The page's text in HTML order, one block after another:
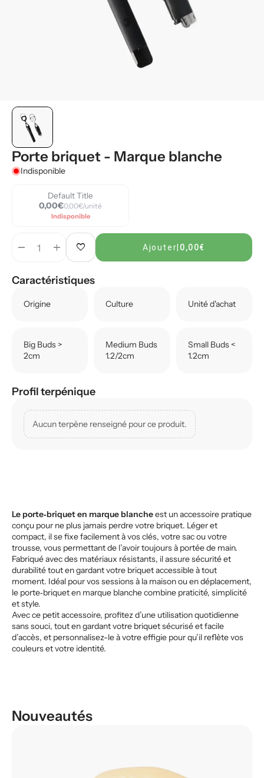
Porte briquet - Marque blanche
Indisponible
Default Title
0,00€0,00€/unité
Indisponible
remove add favorite Ajouter 0,00€
Caractéristiques
Origine Culture Unité d'achat
Big Buds >
2cm
Medium Buds
1.2/2cm
Small Buds <
1.2cm
Profil terpénique
Aucun terpène renseigné pour ce produit.
Le porte‑briquet en marque blancheest un accessoire pratique
conçu pour ne plus jamais perdre votre briquet. Léger et
compact, il se fixe facilement à vos clés, votre sac ou votre
trousse, vous permettant de l’avoir toujours à portée de main.
Fabriqué avec des matériaux résistants, il assure sécurité et
durabilité tout en gardant votre briquet accessible à tout
moment. Idéal pour vos sessions à la maison ou en déplacement,
le porte‑briquet en marque blanche combine praticité, simplicité
et style.
Avec ce petit accessoire, profitez d’une utilisation quotidienne
sans souci, tout en gardant votre briquet sécurisé et facile
d’accès, et personnalisez-le à votre effigie pour qu’il reflète vos
couleurs et votre identité.
Nouveautés